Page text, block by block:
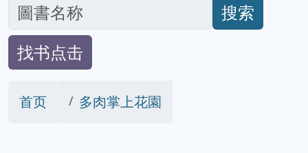
搜索
找书点击
首页 多肉掌上花園